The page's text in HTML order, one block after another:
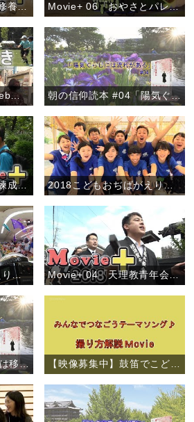
Movie+ 07「学生生徒修養会 高校の部」 Movie+ 06「おやさとパレード～きらびやかなフロート～」
ピックアップ動画 「webみちの動き 2018上半期」 朝の信仰読本 #04「陽気ぐらしには流れがある」
Movie+ 05「おやさと練成会」 2018こどもおぢばがえり事前企画「わかぎおぢばひのきしん－人のために尽くすよろこび－」
2018こどもおぢばがえり事前企画「VR体験で夏を先取り！」 Movie+ 04「天理教青年会 全世界一斉布教月間」
朝の信仰読本 #03「徳は移動する？」 【映像募集中】鼓笛でこどもおぢばがえりテーマソング♪